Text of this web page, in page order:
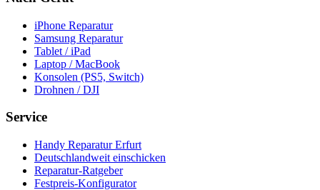
iPhone Reparatur
Samsung Reparatur
Tablet / iPad
Laptop / MacBook
Konsolen (PS5, Switch)
Drohnen / DJI
Service
Handy Reparatur Erfurt
Deutschlandweit einschicken
Reparatur-Ratgeber
Festpreis-Konfigurator